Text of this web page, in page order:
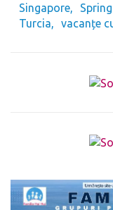
Singapore
Turcia
vacanțe
The form you have